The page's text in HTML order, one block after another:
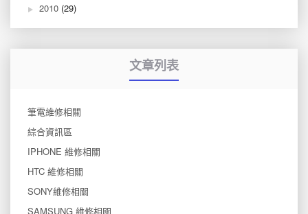
2010 (29)
文章列表
筆電維修相關
綜合資訊區
IPHONE 維修相關
HTC 維修相關
SONY維修相關
SAMSUNG 維修相關